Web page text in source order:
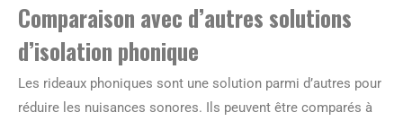
Comparaison avec d’autres solutions
d’isolation phonique
Les rideaux phoniques sont une solution parmi d’autres pour
réduire les nuisances sonores. Ils peuvent être comparés à